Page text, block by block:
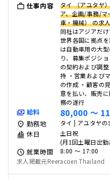
仕事内容
タイ （アユタヤ
ア、企画/事務/マ
車・機械） の求
同社はアジアだ
世界各国に拠点
は自動車用の大
り、募集ポジシ
の契約および調
持 ・営業および
の作成 ・顧客の
意を払い、販売
務の遂行
給料 80,000 〜
勤務地 タイ | アユタヤの
休日
土日祝
(月1回土曜日出勤
就業時間
8:00 〜 17:00
求人掲載元Reeracoen Thailand